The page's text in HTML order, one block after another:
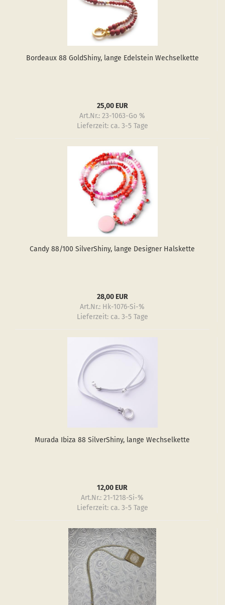
Bor­deaux 88 GoldS­hiny, lange Edel­stein Wech­sel­ket­te
25,00 EUR
Art.Nr.: 23-1063-Go %
Lieferzeit: ca. 3-5 Tage
Candy 88/100 Sil­verS­hiny, lange De­si­gner Hals­ket­te
28,00 EUR
Art.Nr.: Hk-1076-Si-%
Lieferzeit: ca. 3-5 Tage
Mu­ra­da Ibiza 88 Sil­verS­hiny, lange Wech­sel­ket­te
12,00 EUR
Art.Nr.: 21-1218-Si-%
Lieferzeit: ca. 3-5 Tage